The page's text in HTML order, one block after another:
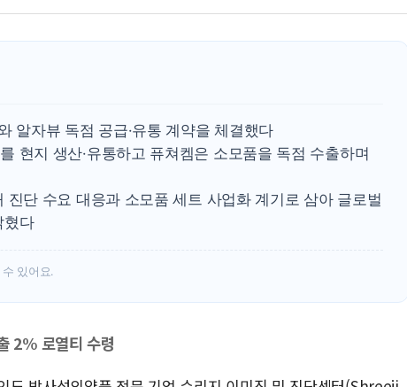
서울 중랑구 주택가서
李대통령 "결혼 때문에
인천서 말다툼 중 어머
'화합' 꺼낸 김민석에 '
알자뷰 독점 공급·유통 계약을 체결했다
현지 생산·유통하고 퓨쳐켐은 소모품을 독점 수출하며
진단 수요 대응과 소모품 세트 사업화 계기로 삼아 글로벌
혔다
있어요.
2% 로열티 수령